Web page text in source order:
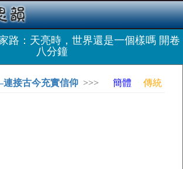
路：天亮時，世界還是一個樣嗎 開卷
八分鐘
接古今充實信仰 >>> 簡體 傳統